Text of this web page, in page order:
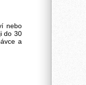
nebo
do 30
a